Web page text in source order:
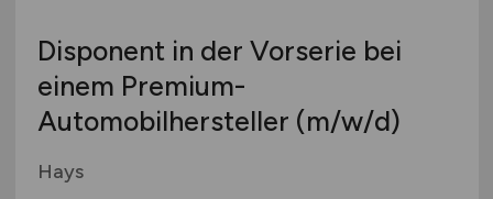
Disponent in der Vorserie bei
einem Premium-
Automobilhersteller (m/w/d)
Hays